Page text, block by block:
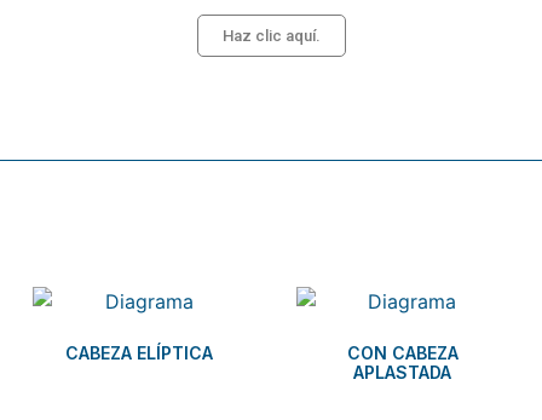
Haz clic aquí.
CABEZA ELÍPTICA
CON CABEZA
APLASTADA